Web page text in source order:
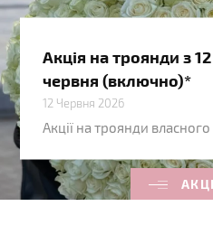
Акція на троянди з
червня (включно)*
12 Червня 2026
Акції на троянди